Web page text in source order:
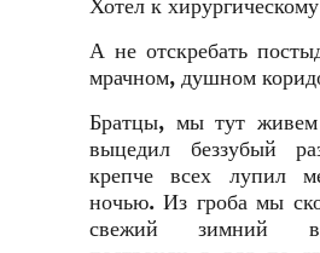
Хотел к
А не отскребать
мрачном, душном
Братцы, мы тут
выцедил беззубый
крепче всех лупил
ночью. Из гроба мы
свежий зимний